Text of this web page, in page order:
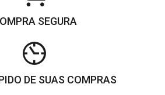
SEGURA
DE SUAS COMPRAS